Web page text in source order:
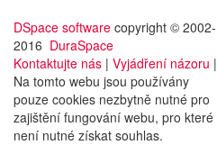
DSpace software copyright © 2002-
2016 DuraSpace
Kontaktujte nás | Vyjádření názoru |
Na tomto webu jsou používány
pouze cookies nezbytně nutné pro
zajištění fungování webu, pro které
není nutné získat souhlas.